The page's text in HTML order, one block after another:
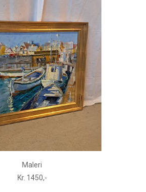
Maleri
Kr. 1450,-